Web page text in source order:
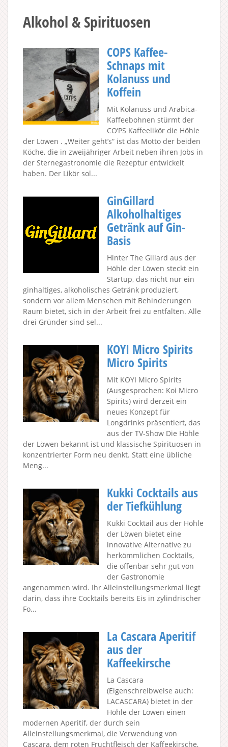
Alkohol & Spirituosen
COPS Kaffee-
Schnaps mit
Kolanuss und
Koffein
Mit Kolanuss und Arabica-
Kaffeebohnen stürmt der
CO’PS Kaffeelikör die Höhle
der Löwen . „Weiter geht’s“ ist das Motto der beiden
Köche, die in zweijähriger Arbeit neben ihren Jobs in
der Sternegastronomie die Rezeptur entwickelt
haben. Der Likör sol...
GinGillard
Alkoholhaltiges
Getränk auf Gin-
Basis
Hinter The Gillard aus der
Höhle der Löwen steckt ein
Startup, das nicht nur ein
ginhaltiges, alkoholisches Getränk produziert,
sondern vor allem Menschen mit Behinderungen
Raum bietet, sich in der Arbeit frei zu entfalten. Alle
drei Gründer sind sel...
KOYI Micro Spirits
Micro Spirits
Mit KOYI Micro Spirits
(Ausgesprochen: Koi Micro
Spirits) wird derzeit ein
neues Konzept für
Longdrinks präsentiert, das
aus der TV-Show Die Höhle
der Löwen bekannt ist und klassische Spirituosen in
konzentrierter Form neu denkt. Statt eine übliche
Meng...
Kukki Cocktails aus
der Tiefkühlung
Kukki Cocktail aus der Höhle
der Löwen bietet eine
innovative Alternative zu
herkömmlichen Cocktails,
die offenbar sehr gut von
der Gastronomie
angenommen wird. Ihr Alleinstellungsmerkmal liegt
darin, dass ihre Cocktails bereits Eis in zylindrischer
Fo...
La Cascara Aperitif
aus der
Kaffeekirsche
La Cascara
(Eigenschreibweise auch:
LACASCARA) bietet in der
Höhle der Löwen einen
modernen Aperitif, der durch sein
Alleinstellungsmerkmal, die Verwendung von
Cascara, dem roten Fruchtfleisch der Kaffeekirsche,